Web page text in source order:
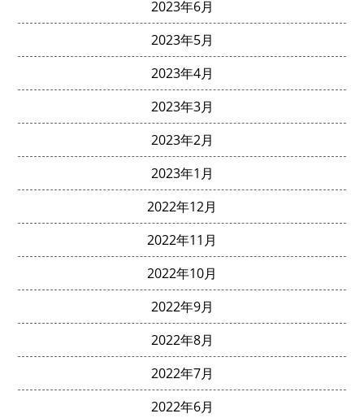
2023年6月
2023年5月
2023年4月
2023年3月
2023年2月
2023年1月
2022年12月
2022年11月
2022年10月
2022年9月
2022年8月
2022年7月
2022年6月